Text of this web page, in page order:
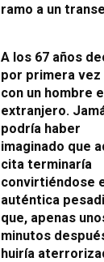
ramo a un
A los 67 años
por primera vez
con un hombre
extranjero.
podría haber
imaginado que
cita terminaría
convirtiéndose
auténtica
que, apenas
minutos
huiría